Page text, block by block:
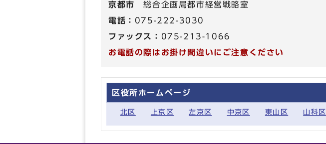
京都市総合企画局都市経営戦略室
電話： 075-222-3030
ファックス： 075-213-1066
お電話の際はお掛け間違いにご注意ください
区役所ホームページ
北区 上京区 左京区 中京区 東山区 山科区